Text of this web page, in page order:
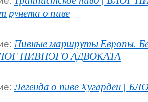
рунета о пиве
Пивные маршруты Европы.
ПИВНОГО АДВОКАТА
Легенда о пиве Хугарден |